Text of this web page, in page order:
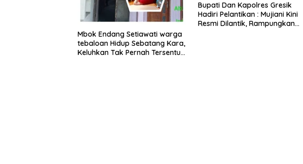
Mbok Endang Setiawati warga
tebaloan Hidup Sebatang Kara,
Keluhkan Tak Pernah Tersentuh
​Bupati Dan Kapolres Gresik
Hadiri Pelantikan : Mujiani Kini
Resmi Dilantik, Rampungkan